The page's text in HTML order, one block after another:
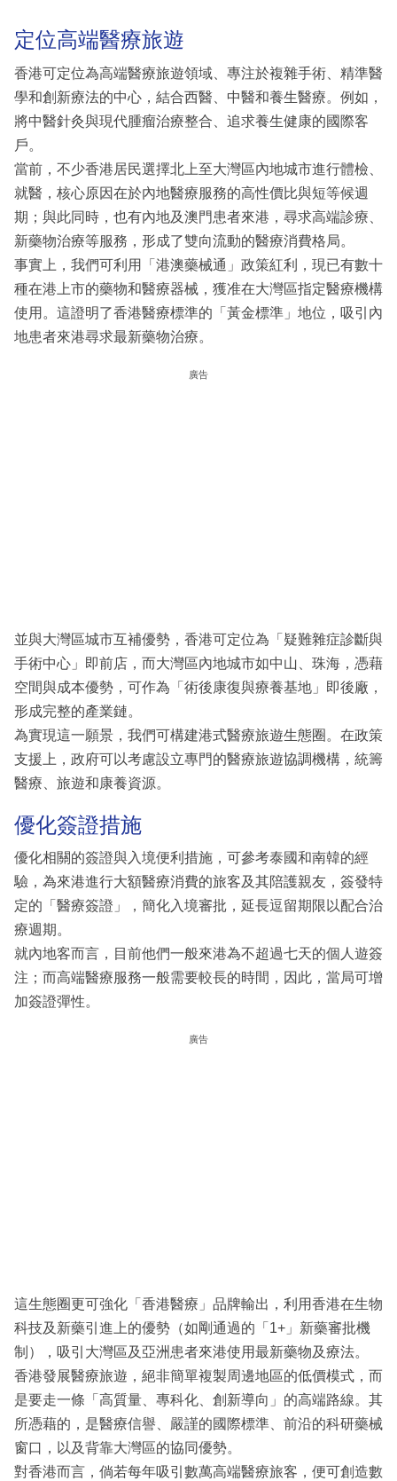
定位高端醫療旅遊
香港可定位為高端醫療旅遊領域、專注於複雜手術、精準醫
學和創新療法的中心，結合西醫、中醫和養生醫療。例如，
將中醫針灸與現代腫瘤治療整合、追求養生健康的國際客
戶。
當前，不少香港居民選擇北上至大灣區內地城市進行體檢、
就醫，核心原因在於內地醫療服務的高性價比與短等候週
期；與此同時，也有內地及澳門患者來港，尋求高端診療、
新藥物治療等服務，形成了雙向流動的醫療消費格局。
事實上，我們可利用「港澳藥械通」政策紅利，現已有數十
種在港上市的藥物和醫療器械，獲准在大灣區指定醫療機構
使用。這證明了香港醫療標準的「黃金標準」地位，吸引內
地患者來港尋求最新藥物治療。
廣告
並與大灣區城市互補優勢，香港可定位為「疑難雜症診斷與
手術中心」即前店，而大灣區內地城市如中山、珠海，憑藉
空間與成本優勢，可作為「術後康復與療養基地」即後廠，
形成完整的產業鏈。
為實現這一願景，我們可構建港式醫療旅遊生態圈。在政策
支援上，政府可以考慮設立專門的醫療旅遊協調機構，統籌
醫療、旅遊和康養資源。
優化簽證措施
優化相關的簽證與入境便利措施，可參考泰國和南韓的經
驗，為來港進行大額醫療消費的旅客及其陪護親友，簽發特
定的「醫療簽證」，簡化入境審批，延長逗留期限以配合治
療週期。
就內地客而言，目前他們一般來港為不超過七天的個人遊簽
注；而高端醫療服務一般需要較長的時間，因此，當局可增
加簽證彈性。
廣告
這生態圈更可強化「香港醫療」品牌輸出，利用香港在生物
科技及新藥引進上的優勢（如剛通過的「1+」新藥審批機
制），吸引大灣區及亞洲患者來港使用最新藥物及療法。
香港發展醫療旅遊，絕非簡單複製周邊地區的低價模式，而
是要走一條「高質量、專科化、創新導向」的高端路線。其
所憑藉的，是醫療信譽、嚴謹的國際標準、前沿的科研藥械
窗口，以及背靠大灣區的協同優勢。
對香港而言，倘若每年吸引數萬高端醫療旅客，便可創造數